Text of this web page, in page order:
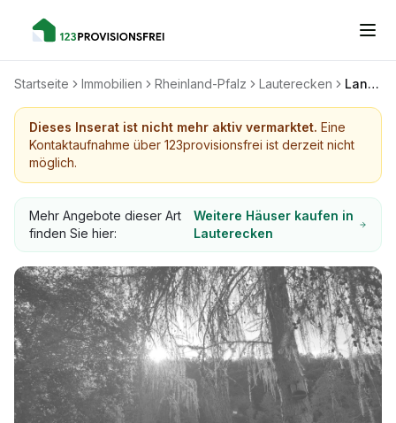
Startseite Immobilien Rheinland-Pfalz Lauterecken Landwirtschaftliches Anwesen, Bauernhof, Pferdehof,
Dieses Inserat ist nicht mehr aktiv vermarktet. Eine
Kontaktaufnahme über 123provisionsfrei ist derzeit nicht
möglich.
Mehr Angebote dieser Art
finden Sie hier:
Weitere Häuser kaufen in
Lauterecken